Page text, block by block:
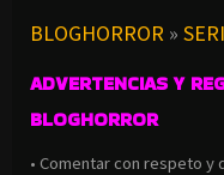
BLOGHORROR »
ADVERTENCIAS Y
BLOGHORROR
• Comentar con respeto y